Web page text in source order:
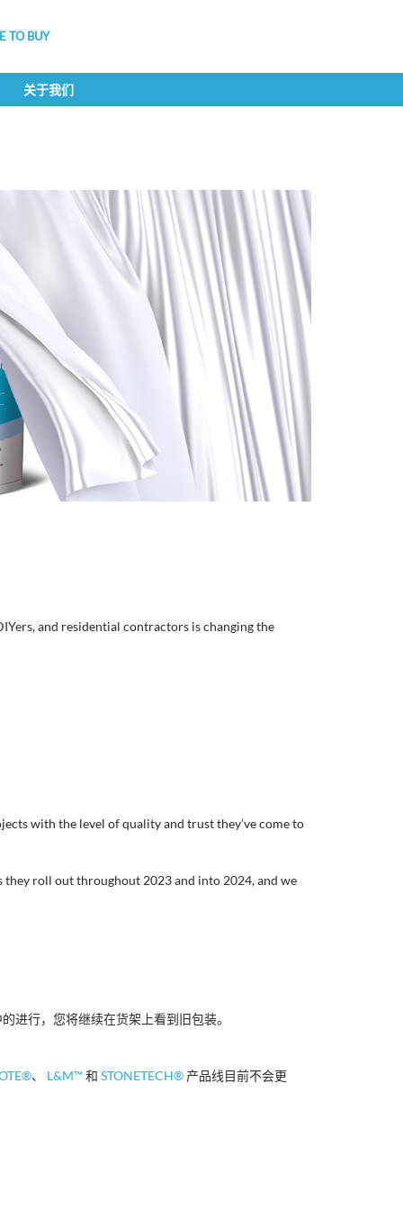
TO BUY
关于我们
and residential contractors is changing the
with the level of quality and trust they’ve come to
they roll out throughout 2023 and into 2024, and we
进行，您将继续在货架上看到旧包装。
、 L&M™和 STONETECH® 产品线目前不会更